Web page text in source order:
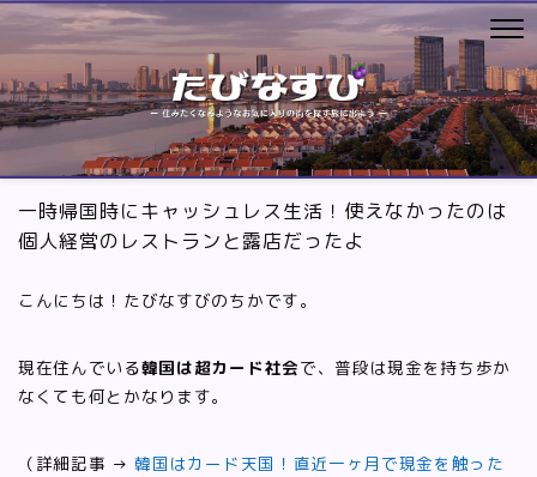
一時帰国時にキャッシュレス生活！使えなかったのは
個人経営のレストランと露店だったよ
こんにちは！たびなすびのちかです。
現在住んでいる韓国は超カード社会で、普段は現金を持ち歩か
なくても何とかなります。
（詳細記事 → 韓国はカード天国！直近一ヶ月で現金を触った